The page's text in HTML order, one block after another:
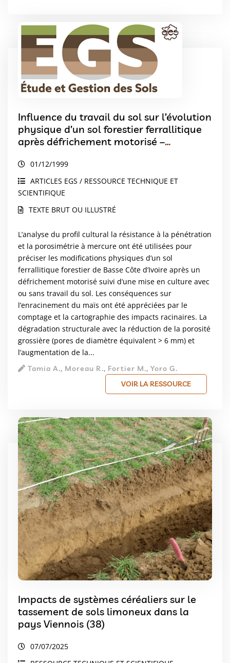
Influence du travail du sol sur l’évolution
physique d’un sol forestier ferrallitique
après défrichement motorisé –
maïs01/12/1999
ARTICLES EGS / RESSOURCE TECHNIQUE ET
SCIENTIFIQUE
TEXTE BRUT OU ILLUSTRÉ
L’analyse du profil cultural la résistance à la pénétration
et la porosimétrie à mercure ont été utilisées pour
préciser les modifications physiques d’un sol
ferrallitique forestier de Basse Côte d’Ivoire après un
défrichement motorisé suivi d’une mise en culture avec
ou sans travail du sol. Les conséquences sur
l’enracinement du maïs ont été appréciées par le
comptage et la cartographie des impacts racinaires. La
dégradation structurale avec la réduction de la porosité
grossière (pores de diamètre équivalent > 6 mm) et
l’augmentation de la...
Tamia A., Moreau R., Fortier M., Yoro G.
VOIR LA RESSOURCE
Impacts de systèmes céréaliers sur le
tassement de sols limoneux dans la
pays Viennois (38)
07/07/2025